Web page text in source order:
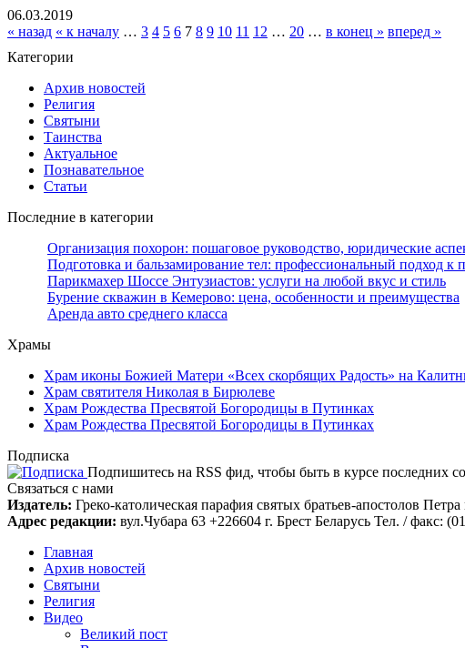
06.03.2019
« назад « к началу … 3 4 5 6 7 8 9 10 11 12 … 20 … в конец » вперед »
Категории
Архив новостей
Религия
Святыни
Таинства
Актуальное
Познавательное
Статьи
Последние в категории
Организация похорон: пошаговое руководство, юридические
Подготовка и бальзамирование тел: профессиональный подход
Парикмахер Шоссе Энтузиастов: услуги на любой вкус и стиль
Бурение скважин в Кемерово: цена, особенности и преимущества
Аренда авто среднего класса
Храмы
Храм иконы Божией Матери «Всех скорбящих Радость» на
Храм святителя Николая в Бирюлеве
Храм Рождества Пресвятой Богородицы в Путинках
Храм Рождества Пресвятой Богородицы в Путинках
Подписка
Подпишитесь на RSS фид, чтобы быть в курсе последних
Связаться с нами
Издатель: Греко-католическая парафия святых братьев-апостолов
Адрес редакции: вул.Чубара 63 +226604 г. Брест Беларусь Тел. / факс:
Главная
Архив новостей
Святыни
Религия
Видео
Великий пост